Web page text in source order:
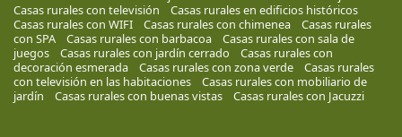
Casas rurales con televisión
Casas rurales en edificios históricos
Casas rurales con WIFI
Casas rurales con chimenea
Casas rurales
con SPA
Casas rurales con barbacoa
Casas rurales con sala de
juegos
Casas rurales con jardín cerrado
Casas rurales con
decoración esmerada
Casas rurales con zona verde
Casas rurales
con televisión en las habitaciones
Casas rurales con mobiliario de
jardín
Casas rurales con buenas vistas Casas rurales con Jacuzzi